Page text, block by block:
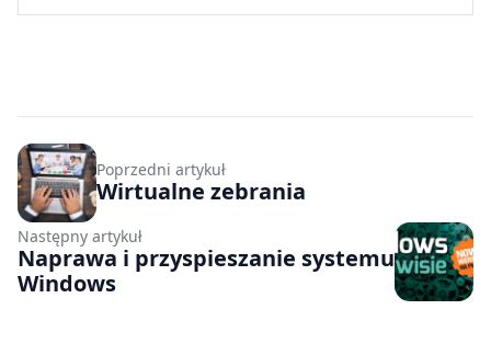
Poprzedni artykuł
Wirtualne zebrania
Następny artykuł
Naprawa i przyspieszanie systemu
Windows